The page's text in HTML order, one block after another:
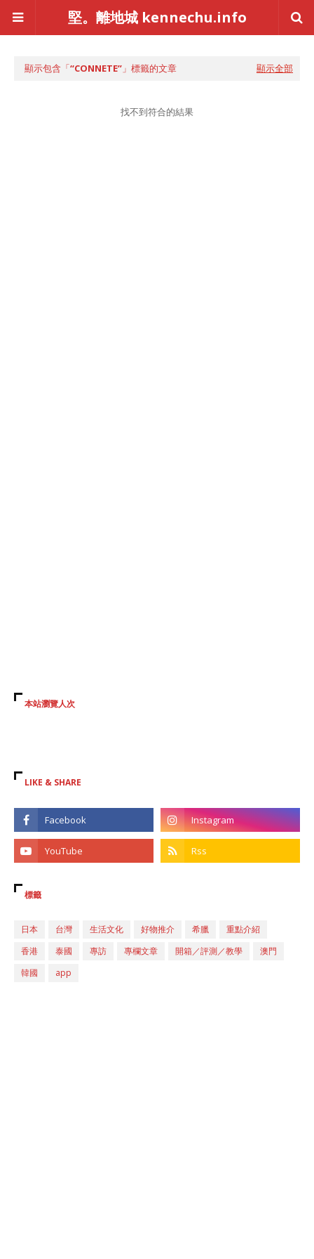
堅。離地城 kennechu.info
顯示包含「 CONNETE 」標籤的文章 顯示全部
找不到符合的結果
本站瀏覽人次
LIKE & SHARE
標籤
日本 台灣 生活文化 好物推介 希臘
重點介紹
香港
泰國 專訪 專欄文章 開箱／評測／教學
澳門
韓國
app